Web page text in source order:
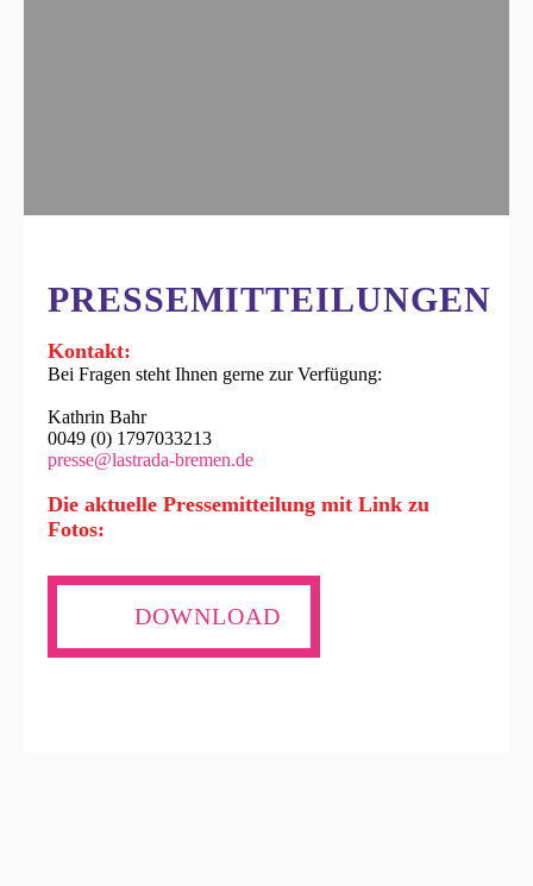
PRESSEMITTEILUNGEN
Kontakt:
Bei Fragen steht Ihnen gerne zur Verfügung:
Kathrin Bahr
0049 (0) 1797033213
presse@lastrada-bremen.de
Die aktuelle Pressemitteilung mit Link zu
Fotos:
DOWNLOAD